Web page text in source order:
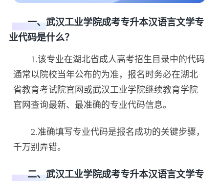
一、武汉工业学院成考专升本汉语言文学专
业代码是什么？
1.该专业在湖北省成人高考招生目录中的代码
通常以院校当年公布的为准，报名时务必在湖北
省教育考试院官网或武汉工业学院继续教育学院
官网查询最新、最准确的专业代码信息。
2.准确填写专业代码是报名成功的关键步骤，
千万别弄错。
二、武汉工业学院成考专升本汉语言文学专